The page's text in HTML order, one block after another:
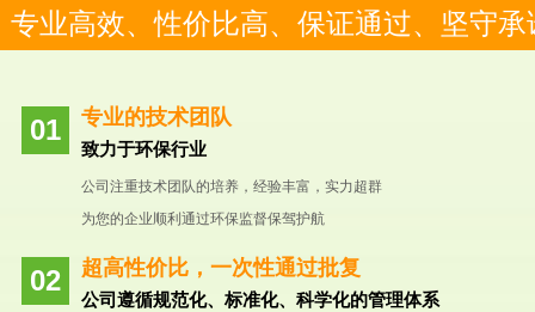
专业高效、性价比高、保证通过、坚守承
专业的技术团队
致力于环保行业
公司注重技术团队的培养，经验丰富，实力超群
为您的企业顺利通过环保监督保驾护航
超高性价比，一次性通过批复
公司遵循规范化、标准化、科学化的管理体系